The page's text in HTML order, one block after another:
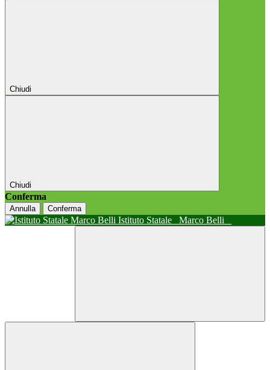
Chiudi
Chiudi
Conferma
Annulla Conferma
Istituto Statale Marco Belli